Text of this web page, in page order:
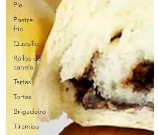
Pie
Postre
frio
Quesillo
Rollos de
canela
Tartas
Tortas
Brigadeiro
Tiramisu